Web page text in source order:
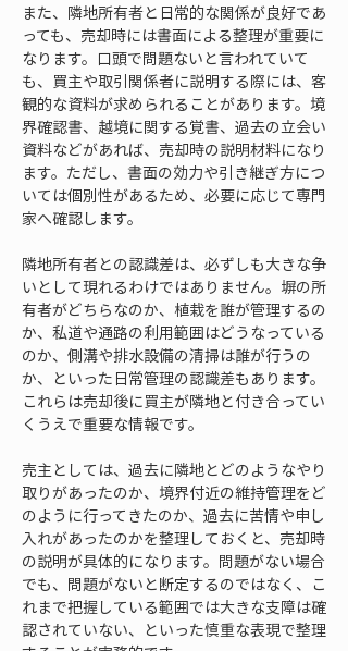
また、隣地所有者と日常的な関係が良好であ
っても、売却時には書面による整理が重要に
なります。口頭で問題ないと言われていて
も、買主や取引関係者に説明する際には、客
観的な資料が求められることがあります。境
界確認書、越境に関する覚書、過去の立会い
資料などがあれば、売却時の説明材料になり
ます。ただし、書面の効力や引き継ぎ方につ
いては個別性があるため、必要に応じて専門
家へ確認します。
隣地所有者との認識差は、必ずしも大きな争
いとして現れるわけではありません。塀の所
有者がどちらなのか、植栽を誰が管理するの
か、私道や通路の利用範囲はどうなっている
のか、側溝や排水設備の清掃は誰が行うの
か、といった日常管理の認識差もあります。
これらは売却後に買主が隣地と付き合ってい
くうえで重要な情報です。
売主としては、過去に隣地とどのようなやり
取りがあったのか、境界付近の維持管理をど
のように行ってきたのか、過去に苦情や申し
入れがあったのかを整理しておくと、売却時
の説明が具体的になります。問題がない場合
でも、問題がないと断定するのではなく、こ
れまで把握している範囲では大きな支障は確
認されていない、といった慎重な表現で整理